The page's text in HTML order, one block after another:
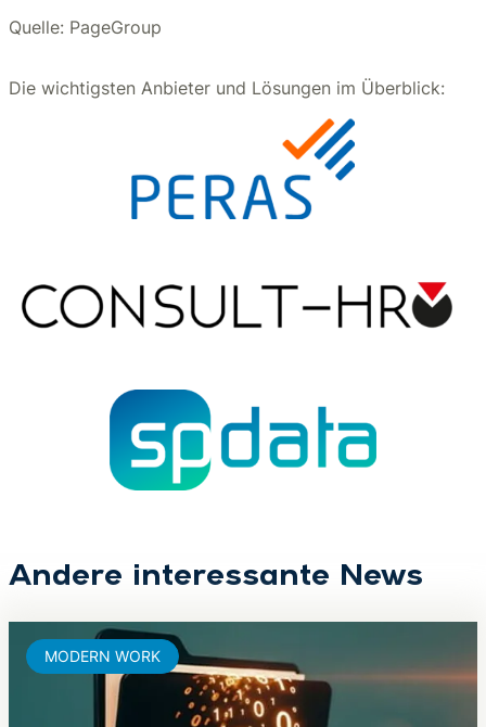
Quelle: PageGroup
Die wichtigsten Anbieter und Lösungen im Überblick:
Andere interessante News
MODERN WORK